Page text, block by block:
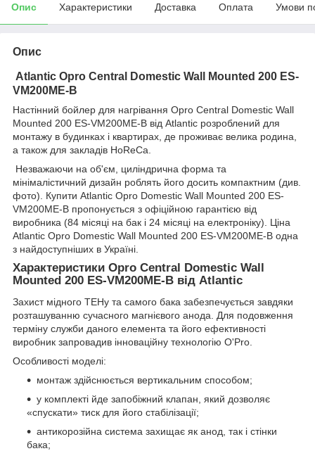
Опис Характеристики Доставка Оплата Умови
Опис
Atlantic Opro Central Domestic Wall Mounted 200 ES-
VM200ME-B
Настінний бойлер для нагрівання Opro Central Domestic Wall
Mounted 200 ES-VM200ME-B від Atlantic розроблений для
монтажу в будинках і квартирах, де проживає велика родина,
а також для закладів HoReCa.
Незважаючи на об'єм, циліндрична форма та
мінімалістичний дизайн роблять його досить компактним (див.
фото). Купити Atlantic Opro Domestic Wall Mounted 200 ES-
VM200ME-B пропонується з офіційною гарантією від
виробника (84 місяці на бак і 24 місяці на електроніку). Ціна
Atlantic Opro Domestic Wall Mounted 200 ES-VM200ME-B одна
з найдоступніших в Україні.
Характеристики Opro Central Domestic Wall
Mounted 200 ES-VM200ME-B від Atlantic
Захист мідного ТЕНу та самого бака забезпечується завдяки
розташуванню сучасного магнієвого анода. Для подовження
терміну служби даного елемента та його ефективності
виробник запровадив інноваційну технологію O'Pro.
Особливості моделі:
монтаж здійснюється вертикальним способом;
у комплекті йде запобіжний клапан, який дозволяє
«спускати» тиск для його стабілізації;
антикорозійна система захищає як анод, так і стінки
бака;